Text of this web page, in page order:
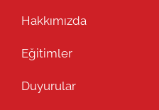
Hakkımızda
Eğitimler
Duyurular